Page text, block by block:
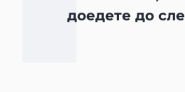
доедете до